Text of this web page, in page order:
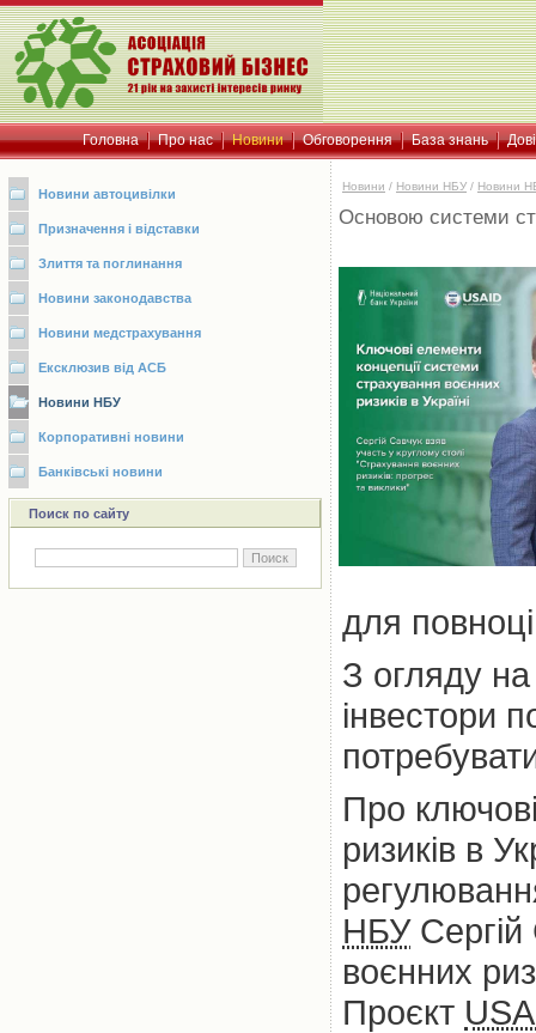
Головна Про нас Новини Обговорення База знань
Новини автоцивілки
Призначення і відставки
Злиття та поглинання
Новини законодавства
Новини медстрахування
Ексклюзив від АСБ
Новини НБУ
Корпоративні новини
Банківські новини
Поиск по сайту
Новини / Новини НБУ / Новини
Основою системи
для
З огляду на
інвестори
Про
ризиків в
НБУСергій
воєнних
Проєкт